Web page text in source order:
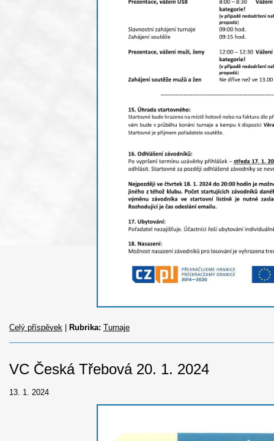
Celý příspěvek Rubrika: Turnaje
VC Česká Třebová 20. 1. 2024
13. 1. 2024